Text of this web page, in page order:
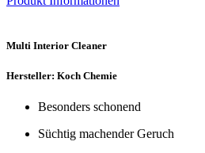
Multi Interior Cleaner
Hersteller: Koch Chemie
Besonders schonend
Süchtig machender Geruch